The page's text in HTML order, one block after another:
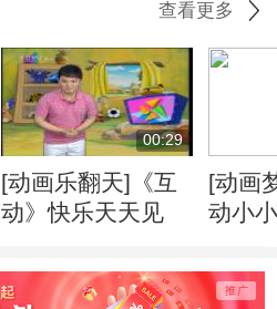
查看更多
00:29
[动画乐翻天]《互
动》快乐天天见
[动画
动小